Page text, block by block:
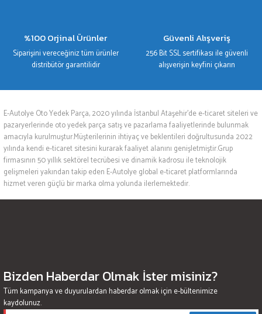
%100 Orjinal Ürünler
Siparişini vereceğiniz tüm ürünler
distribütör garantilidir
Güvenli Alışveriş
256 Bit SSL sertifikası ile güvenli
alışverişin keyfini çıkarın
E-Autolye Oto Yedek Parça, 2020 yılında İstanbul Ataşehir’de e-ticaret siteleri ve
pazaryerlerinde oto yedek parça satış ve pazarlama faaliyetlerinde bulunmak
amacıyla kurulmuştur.Müşterilerinin ihtiyaç ve beklentileri doğrultusunda 2022
yılında kendi e-ticaret sitesini kurarak faaliyet alanını genişletmiştir.Grup
firmasının 50 yıllık sektörel tecrübesi ve dinamik kadrosu ile teknolojik
gelişmeleri yakından takip eden E-Autolye global e-ticaret platformlarında
hizmet veren güçlü bir marka olma yolunda ilerlemektedir.
Bizden Haberdar Olmak İster misiniz?
Tüm kampanya ve duyurulardan haberdar olmak için e-bültenimize
kaydolunuz.